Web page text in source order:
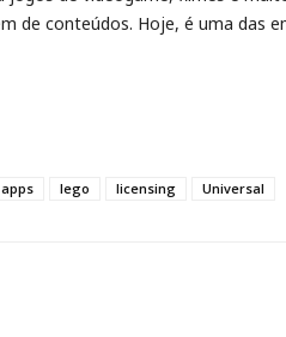
de conteúdos. Hoje, é uma das
apps lego licensing Universal